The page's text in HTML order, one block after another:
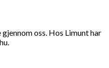
oss. Hos Limunt har